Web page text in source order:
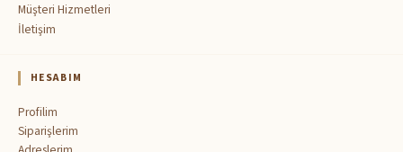
Müşteri Hizmetleri
İletişim
HESABIM
Profilim
Siparişlerim